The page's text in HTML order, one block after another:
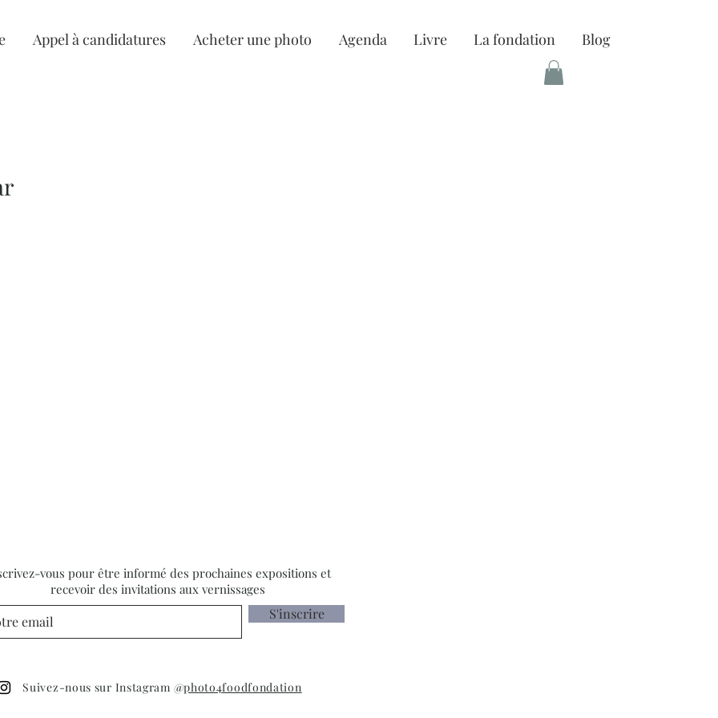
Appel à candidatures Acheter une photo Agenda Livre La fondation Blog
vous pour être informé des prochaines expositions et
recevoir des invitations aux vernissages
S'inscrire
Suivez-nous sur Instagram @photo4foodfondation